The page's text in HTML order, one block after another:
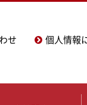
せ 個人情報